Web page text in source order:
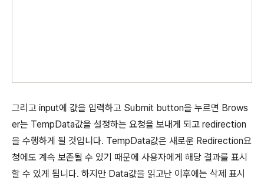
그리고 input에 값을 입력하고 Submit button을 누르면 Brows
er는 TempData값을 설정하는 요청을 보내게 되고 redirection
을 수행하게 될 것입니다. TempData값은 새로운 Redirection요
청에도 계속 보존될 수 있기 때문에 사용자에게 해당 결과를 표시
할 수 있게 됩니다. 하지만 Data값을 읽고난 이후에는 삭제 표시